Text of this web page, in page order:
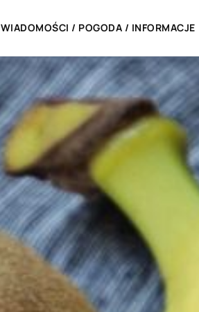
WIADOMOŚCI / POGODA / INFORMACJE